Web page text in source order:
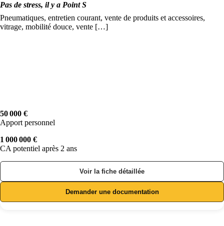
Pas de stress, il y a Point S
Pneumatiques, entretien courant, vente de produits et accessoires,
vitrage, mobilité douce, vente […]
50 000 €
Apport personnel
1 000 000 €
CA potentiel après 2 ans
Voir la fiche détaillée
Demander une documentation